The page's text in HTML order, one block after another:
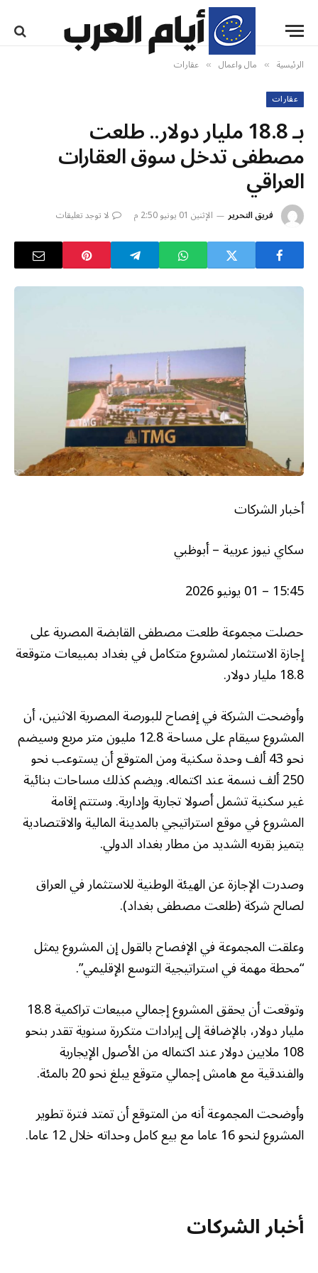
الرئيسية » مال واعمال » عقارات
عقارات
بـ 18.8 مليار دولار.. طلعت
مصطفى تدخل سوق العقارات
العراقي
فريق التحرير الإثنين 01 يونيو 2:50 م لا توجد تعليقات
أخبار الشركات
سكاي نيوز عربية – أبوظبي
15:45 – 01 يونيو 2026
حصلت مجموعة طلعت مصطفى القابضة المصرية على
إجازة الاستثمار لمشروع متكامل في بغداد بمبيعات متوقعة
18.8 مليار دولار.
وأوضحت الشركة في إفصاح للبورصة المصرية الاثنين، أن
المشروع سيقام على مساحة 12.8 مليون متر مربع وسيضم
نحو 43 ألف وحدة سكنية ومن المتوقع أن يستوعب نحو
250 ألف نسمة عند اكتماله. ويضم كذلك مساحات بنائية
غير سكنية تشمل أصولا تجارية وإدارية. وستتم إقامة
المشروع في موقع استراتيجي بالمدينة المالية والاقتصادية
يتميز بقربه الشديد من مطار بغداد الدولي.
وصدرت الإجازة عن الهيئة الوطنية للاستثمار في العراق
لصالح شركة (طلعت مصطفى بغداد).
وعلقت المجموعة في الإفصاح بالقول إن المشروع يمثل
“محطة مهمة في استراتيجية التوسع الإقليمي”.
وتوقعت أن يحقق المشروع إجمالي مبيعات تراكمية 18.8
مليار دولار، بالإضافة إلى إيرادات متكررة سنوية تقدر بنحو
108 ملايين دولار عند اكتماله من الأصول الإيجارية
والفندقية مع هامش إجمالي متوقع يبلغ نحو 20 بالمئة.
وأوضحت المجموعة أنه من المتوقع أن تمتد فترة تطوير
المشروع لنحو 16 عاما مع بيع كامل وحداته خلال 12 عاما.
أخبار الشركات